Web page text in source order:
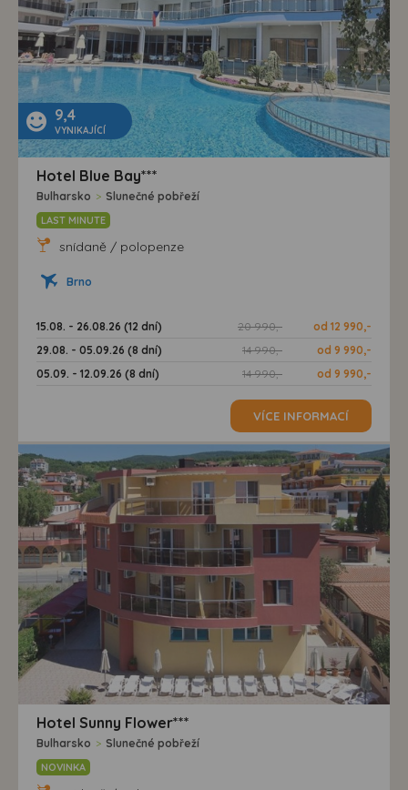
9,4
VYNIKAJÍCÍ
Hotel Blue Bay***
Bulharsko > Slunečné pobřeží
LAST MINUTE
snídaně / polopenze
Brno
15.08. - 26.08.26 (12 dní) 20 990,-
od 12 990,-
29.08. - 05.09.26 (8 dní)
14 990,-
od 9 990,-
05.09. - 12.09.26 (8 dní)
14 990,- od 9 990,-
VÍCE INFORMACÍ
Hotel Sunny Flower***
Bulharsko > Slunečné pobřeží
NOVINKA